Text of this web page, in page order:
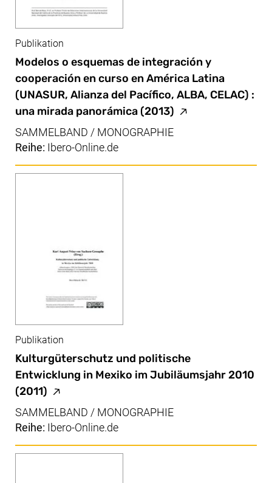
Modelos o esquemas de integración y
cooperación en curso en América Latina
(UNASUR, Alianza del Pacífico, ALBA, CELAC) :
una mirada panorámica (2013) (externer Link,
Publikation
SAMMELBAND / MONOGRAPHIE
Reihe: Ibero-Online.de
Kulturgüterschutz und politische
Entwicklung in Mexiko im Jubiläumsjahr 2010
(2011) (externer Link, öffnet neues Fenster,
Publikation
SAMMELBAND / MONOGRAPHIE
Reihe: Ibero-Online.de